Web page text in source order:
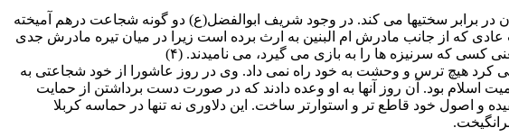
برابر سختیها می کند. در وجود شریف ابوالفضل(ع) دو گونه شجاعت درهم آمیخته
و علوی که ارجمندتر و والاتر است و از جانب پدرش سرور اوصیا به او رسیده است. ۲- شجاعت عادی که از جانب مادرش ام البنین به ارث برده است زیرا در میان تیره مادرش جدی
که سرنیزه ها را به بازی می گیرد، می نامیدند. (۴)
کرد هیچ ترس و وحشت به خود راه نمی داد. وی در روز عاشورا از خود شجاعتی به
بود. آن روز آنها به او وعده دادند که در صورت دست برداشتن از حمایت
و اصول خود قاطع تر و استوارتر ساخت. این دلاوری نه تنها در حماسه کربلا